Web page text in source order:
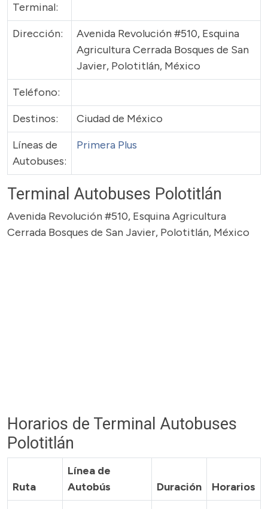
Terminal:
Dirección:
Avenida Revolución #510, Esquina
Agricultura Cerrada Bosques de San
Javier, Polotitlán, México
Teléfono:
Destinos:
Ciudad de México
Líneas de
Autobuses:
Primera Plus
Terminal Autobuses Polotitlán
Avenida Revolución #510, Esquina Agricultura
Cerrada Bosques de San Javier, Polotitlán, México
Horarios de Terminal Autobuses
Polotitlán
Ruta
Línea de
Autobús
Duración
Horarios